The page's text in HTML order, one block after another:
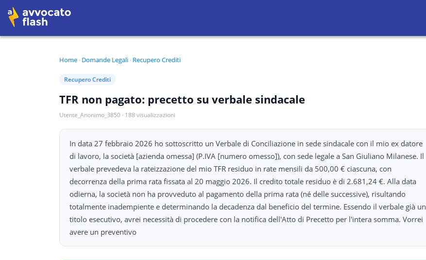
Home · Domande Legali · Recupero Crediti
Recupero Crediti
TFR non pagato: precetto su verbale sindacale
Utente_Anonimo_3850 · 188 visualizzazioni
In data 27 febbraio 2026 ho sottoscritto un Verbale di Conciliazione in sede sindacale con il mio ex datore
di lavoro, la società [azienda omessa] (P.IVA [numero omesso]), con sede legale a San Giuliano Milanese. Il
verbale prevedeva la rateizzazione del mio TFR residuo in rate mensili da 500,00 € ciascuna, con
decorrenza della prima rata fissata al 20 maggio 2026. Il credito totale residuo è di 2.681,24 €. Alla data
odierna, la società non ha provveduto al pagamento della prima rata (né delle successive), risultando
totalmente inadempiente e determinando la decadenza dal beneficio del termine. Essendo il verbale già un
titolo esecutivo, avrei necessità di procedere con la notifica dell'Atto di Precetto per l'intera somma. Vorrei
avere un preventivo